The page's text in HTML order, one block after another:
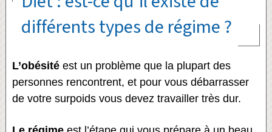
différents types de régime ?
L’obésitéest un problème que la plupart des
personnes rencontrent, et pour vous débarrasser
de votre surpoids vous devez travailler très dur.